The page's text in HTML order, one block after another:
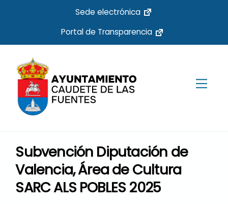
Sede electrónica
Portal de Transparencia
Subvención Diputación de
Valencia, Área de Cultura
SARC ALS POBLES 2025